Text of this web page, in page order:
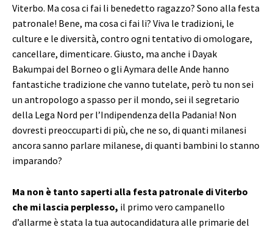
Viterbo. Ma cosa ci fai li benedetto ragazzo? Sono alla festa
patronale! Bene, ma cosa ci fai li? Viva le tradizioni, le
culture e le diversità, contro ogni tentativo di omologare,
cancellare, dimenticare. Giusto, ma anche i Dayak
Bakumpai del Borneo o gli Aymara delle Ande hanno
fantastiche tradizione che vanno tutelate, però tu non sei
un antropologo a spasso per il mondo, sei il segretario
della Lega Nord per l’Indipendenza della Padania! Non
dovresti preoccuparti di più, che ne so, di quanti milanesi
ancora sanno parlare milanese, di quanti bambini lo stanno
imparando?
Ma non è tanto saperti alla festa patronale di Viterbo
che mi lascia perplesso, il primo vero campanello
d’allarme è stata la tua autocandidatura alle primarie del